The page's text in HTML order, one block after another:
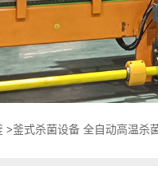
>釜式杀菌设备 全自动高温杀